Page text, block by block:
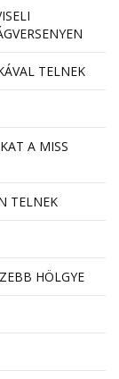
TELNEK
A MISS
TELNEK
HÖLGYE